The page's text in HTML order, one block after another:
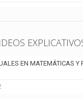
EN MATEMÁTICAS Y